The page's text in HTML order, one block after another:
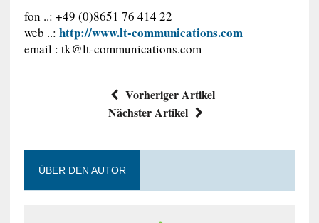
fon ..: +49 (0)8651 76 414 22
web ..: http://www.lt-communications.com
email : tk@lt-communications.com
Vorheriger Artikel
Nächster Artikel
ÜBER DEN AUTOR